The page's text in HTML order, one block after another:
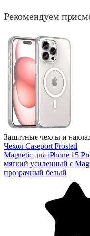
Рекомендуем
Защитные чехлы и
Чехол Caseport Frosted
Magnetic для iPhone 15
мягкий усиленный с
прозрачный белый